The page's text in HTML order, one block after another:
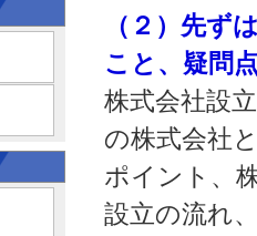
（２）先ず
こと、疑問
株式会社設
の株式会社
ポイント、
設立の流れ